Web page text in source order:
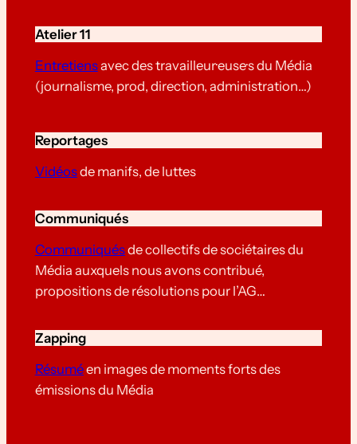
Atelier 11
Entretiensavec des travailleur·euse·s du Média
(journalisme, prod, direction, administration…)
Reportages
Vidéosde manifs, de luttes
Communiqués
Communiquésde collectifs de sociétaires du
Média auxquels nous avons contribué,
propositions de résolutions pour l’AG…
Zapping
Résuméen images de moments forts des
émissions du Média